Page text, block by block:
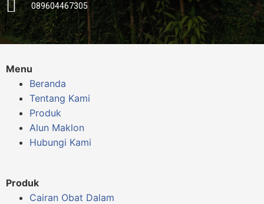
089604467305
Menu
Beranda
Tentang Kami
Produk
Alun Maklon
Hubungi Kami
Produk
Cairan Obat Dalam